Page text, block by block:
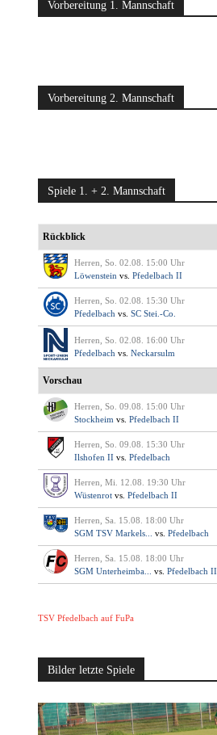
Vorbereitung 1. Mannschaft
Vorbereitung 2. Mannschaft
Spiele 1. + 2. Mannschaft
Rückblick
Herren, So. 02.08. 15:00 Uhr
Löwenstein vs. Pfedelbach II
Herren, So. 02.08. 15:30 Uhr
Pfedelbach vs. SC Stei.-Co.
Herren, So. 02.08. 16:00 Uhr
Pfedelbach vs. Neckarsulm
Vorschau
Herren, So. 09.08. 15:00 Uhr
Stockheim vs. Pfedelbach II
Herren, So. 09.08. 15:30 Uhr
Ilshofen II vs. Pfedelbach
Herren, Mi. 12.08. 19:30 Uhr
Wüstenrot vs. Pfedelbach II
Herren, Sa. 15.08. 18:00 Uhr
SGM TSV Markels...
vs. Pfedelbach
Herren, Sa. 15.08. 18:00 Uhr
SGM Unterheimba...
vs. Pfedelbach II
TSV Pfedelbach auf FuPa
Bilder letzte Spiele